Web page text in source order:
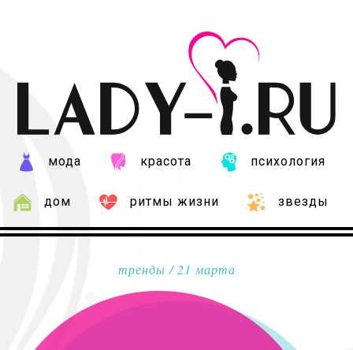
мода красота психология
дом ритмы жизни звезды
тренды / 21 марта